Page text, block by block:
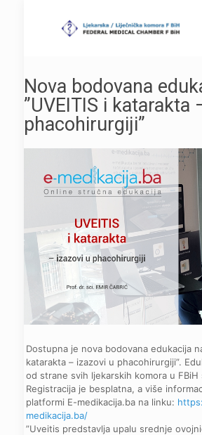
Nova bodovana
”UVEITIS i katarakta
phacohirurgiji”
Dostupna je nova bodovana edukacija
katarakta – izazovi u phacohirurgiji”.
od strane svih ljekarskih komora u FBiH
Registracija je besplatna, a više
platformi E-medikacija.ba na linku:
medikacija.ba/
”Uveitis predstavlja upalu srednje